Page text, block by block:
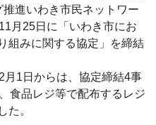
進いわき市民ネットワー
月25日に「いわき市にお
組みに関する協定」を締結
1日からは、協定締結4事
食品レジ等で配布するレジ
た。